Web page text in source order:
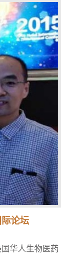
论坛
华人生物医药